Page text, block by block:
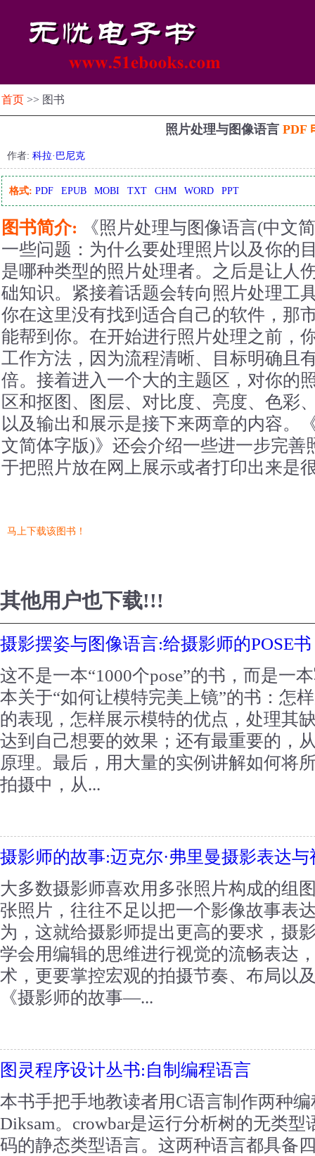
首页 >> 图书
照片处理与图像语言 PDF
作者: 科拉·巴尼克
格式: PDF EPUB MOBI TXT CHM WORD PPT
图书简介: 《照片处理与图像语言(中文
一些问题：为什么要处理照片以及你的
是哪种类型的照片处理者。之后是让人
础知识。紧接着话题会转向照片处理工
你在这里没有找到适合自己的软件，那
能帮到你。在开始进行照片处理之前，
工作方法，因为流程清晰、目标明确且
倍。接着进入一个大的主题区，对你的
区和抠图、图层、对比度、亮度、色彩
以及输出和展示是接下来两章的内容。
文简体字版)》还会介绍一些进一步完善
于把照片放在网上展示或者打印出来是
马上下载该图书！
其他用户也下载!!!
摄影摆姿与图像语言:给摄影师的POSE书
这不是一本“1000个pose”的书，而是一
本关于“如何让模特完美上镜”的书：怎
的表现，怎样展示模特的优点，处理其
达到自己想要的效果；还有最重要的，
原理。最后，用大量的实例讲解如何将
拍摄中，从...
摄影师的故事:迈克尔·弗里曼摄影表达
大多数摄影师喜欢用多张照片构成的组
张照片，往往不足以把一个影像故事表
为，这就给摄影师提出更高的要求，摄
学会用编辑的思维进行视觉的流畅表达
术，更要掌控宏观的拍摄节奏、布局
《摄影师的故事—...
图灵程序设计丛书:自制编程语言
本书手把手地教读者用C语言制作两种编
Diksam。crowbar是运行分析树的无类
码的静态类型语言。这两种语言都具备